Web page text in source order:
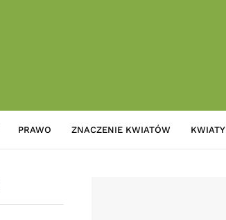
PRAWO ZNACZENIE KWIATÓW KWIATY